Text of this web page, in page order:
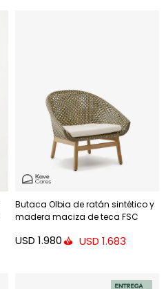
Butaca Olbia de ratán sintético y
madera maciza de teca FSC
USD 1.980 USD 1.683